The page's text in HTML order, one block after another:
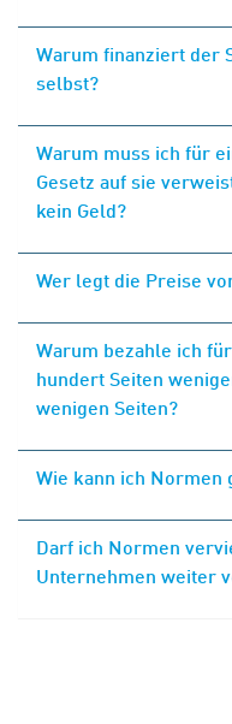
Warum finanziert der
selbst?
Warum muss ich für
Gesetz auf sie
kein Geld?
Wer legt die Preise
Warum bezahle ich
hundert Seiten
wenigen Seiten?
Wie kann ich
Darf ich Normen
Unternehmen weiter